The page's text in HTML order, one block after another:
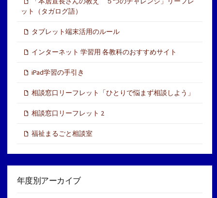
ット（タガログ語）
タブレット端末活用のルール
インターネット 学習用 各教科のおすすめサイト
iPad学習の手引き
相談窓口リーフレット「ひとりで悩まず相談しよう」
相談窓口リーフレット 2
福祉まるごと相談室
年度別アーカイブ